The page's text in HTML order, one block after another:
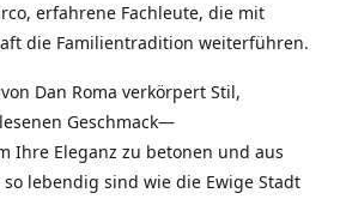
erfahrene Fachleute, die mit
die Familientradition weiterführen.
Dan Roma verkörpert Stil,
Geschmack—
Ihre Eleganz zu betonen und aus
lebendig sind wie die Ewige Stadt